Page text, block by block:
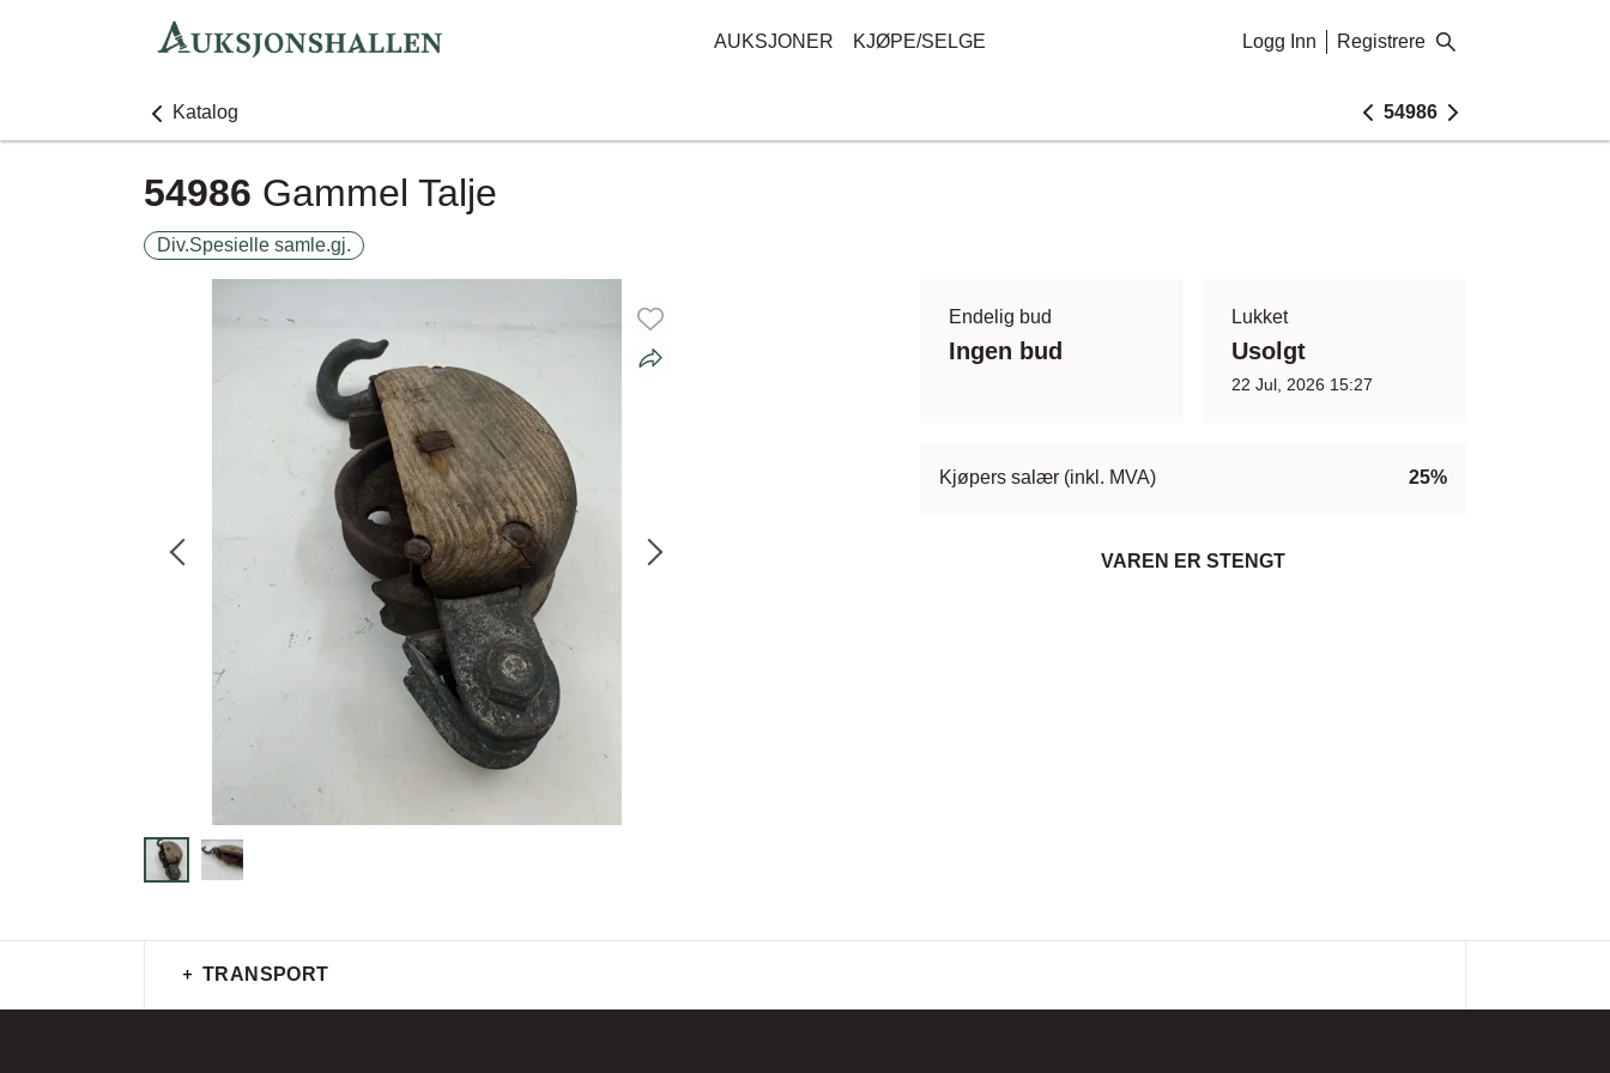
AUKSJONER KJØPE/SELGE Logg Inn Registrere
Katalog 54986
54986 Gammel Talje
Div.Spesielle samle.gj.
Endelig bud
Ingen bud
Lukket
Usolgt
22 Jul, 2026 15:27
Kjøpers salær (inkl. MVA) 25%
VAREN ER STENGT
TRANSPORT